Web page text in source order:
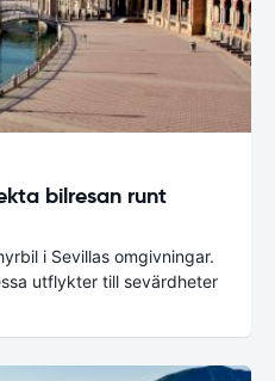
bilresan runt
i Sevillas omgivningar.
utflykter till sevärdheter